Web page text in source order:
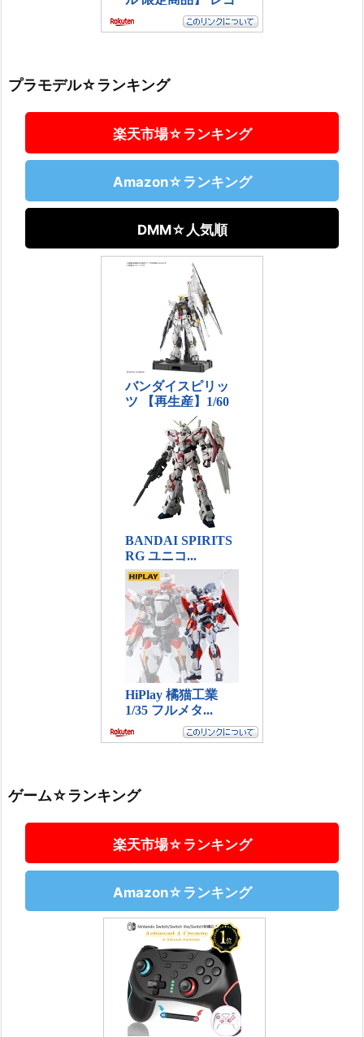
プラモデル☆ランキング
楽天市場☆ランキング
Amazon☆ランキング
DMM☆人気順
ゲーム☆ランキング
楽天市場☆ランキング
Amazon☆ランキング